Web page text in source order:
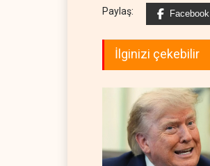
Paylaş: Facebook
İlginizi çekebilir